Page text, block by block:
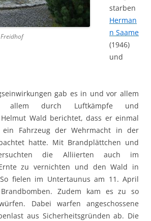
starben
Herman
n Saame
(1946)
und
gab es in und vor allem
durch Luftkämpfe und
Wald berichtet, dass er einmal
Fahrzeug der Wehrmacht in der
hatte. Mit Brandplättchen und
die Alliierten auch im
zu vernichten und den Wald in
fielen im Untertaunus am 11. April
Zudem kam es zu so
Dabei warfen angeschossene
aus Sicherheitsgründen ab. Die